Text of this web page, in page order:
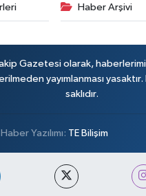
Haber Arşivi
Gazetesi olarak,
yayımlanması yasaktır.
saklıdır.
Haber Yazılımı: TE Bilişim